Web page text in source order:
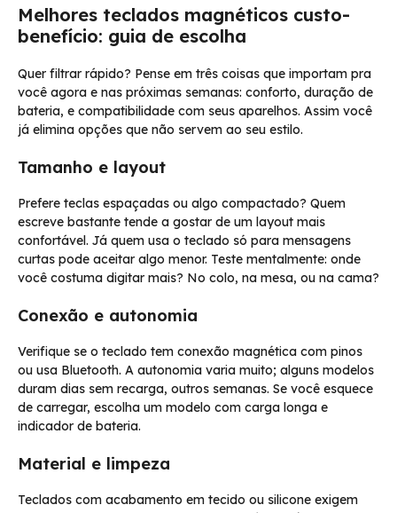
Melhores teclados magnéticos custo-
benefício: guia de escolha
Quer filtrar rápido? Pense em três coisas que importam pra
você agora e nas próximas semanas: conforto, duração de
bateria, e compatibilidade com seus aparelhos. Assim você
já elimina opções que não servem ao seu estilo.
Tamanho e layout
Prefere teclas espaçadas ou algo compactado? Quem
escreve bastante tende a gostar de um layout mais
confortável. Já quem usa o teclado só para mensagens
curtas pode aceitar algo menor. Teste mentalmente: onde
você costuma digitar mais? No colo, na mesa, ou na cama?
Conexão e autonomia
Verifique se o teclado tem conexão magnética com pinos
ou usa Bluetooth. A autonomia varia muito; alguns modelos
duram dias sem recarga, outros semanas. Se você esquece
de carregar, escolha um modelo com carga longa e
indicador de bateria.
Material e limpeza
Teclados com acabamento em tecido ou silicone exigem